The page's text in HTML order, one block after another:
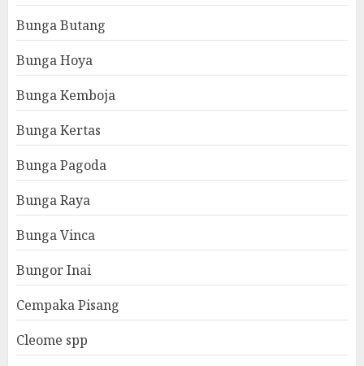
Bunga Butang
Bunga Hoya
Bunga Kemboja
Bunga Kertas
Bunga Pagoda
Bunga Raya
Bunga Vinca
Bungor Inai
Cempaka Pisang
Cleome spp